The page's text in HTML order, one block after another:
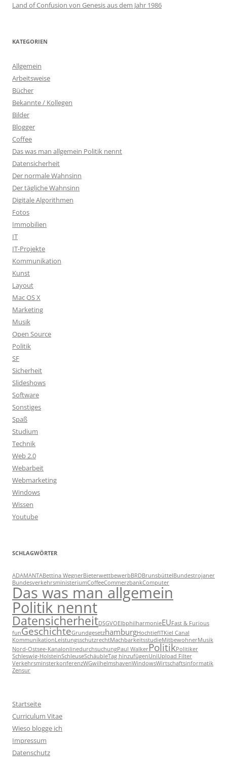
Land of Confusion von Genesis aus dem Jahr 1986
KATEGORIEN
Allgemein
Arbeitsweise
Bücher
Bekannte / Kollegen
Bilder
Blogger
Coffee
Das was man allgemein Politik nennt
Datensicherheit
Der normale Wahnsinn
Der tägliche Wahnsinn
Digitale Algorithmen
Fotos
Immobilien
IT
IT-Projekte
Kommunikation
Kunst
Layout
Mac OS X
Marketing
Musik
Open Source
Politik
SF
Sicherheit
Slideshows
Software
Sonstiges
Spaß
Studium
Technik
Web 2.0
Webarbeit
Webmarketing
Windows
Wissen
Youtube
SCHLAGWÖRTER
ADAMANTABettina WegnerBieterwettbewerbBRDBrunsbüttelBundestrojaner
BundesverkehrsministeriumCoffeeCommerzbankComputer
Das was man allgemein
Politik nennt
DatensicherheitDSGVOElbphilharmonieEUFast & Furious
funGeschichteGrundgesetzhamburgHochtiefITKiel Canal
KommunikationLeistungsschutzrechtMachbarkeitsstudieMitbewohnerMusik
Nord-Ostsee-KanalonlinedurchsuchungPaul WalkerPolitikPolitiker
Schleswig-HolsteinSchleuseSchäubleTag hinzufügenUniUpload Filter
VerkehrsminsterkonferenzWGwilhelmshavenWindowsWirtschaftsinformatik
Zensur
Startseite
Curriculum Vitae
Wieso blogge ich
Impressum
Datenschutz